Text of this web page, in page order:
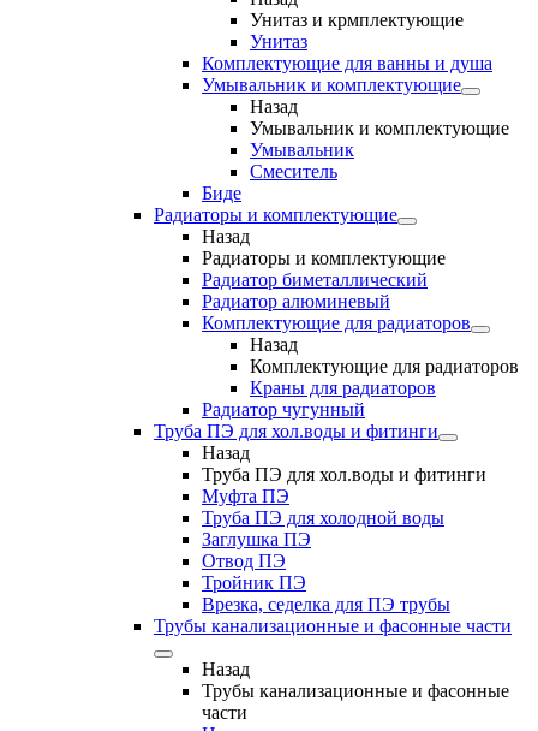
Унитаз и крмплектующие
Унитаз
Комплектующие для ванны и душа
Умывальник и комплектующие
Назад
Умывальник и комплектующие
Умывальник
Смеситель
Биде
Радиаторы и комплектующие
Назад
Радиаторы и комплектующие
Радиатор биметаллический
Радиатор алюминевый
Комплектующие для радиаторов
Назад
Комплектующие для радиаторов
Краны для радиаторов
Радиатор чугунный
Труба ПЭ для хол.воды и фитинги
Назад
Труба ПЭ для хол.воды и фитинги
Муфта ПЭ
Труба ПЭ для холодной воды
Заглушка ПЭ
Отвод ПЭ
Тройник ПЭ
Врезка, седелка для ПЭ трубы
Трубы канализационные и фасонные части
Назад
Трубы канализационные и фасонные
части